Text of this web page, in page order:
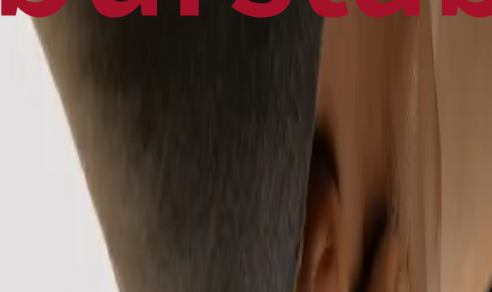
HomeBusiness World Press ReleaseFinance Canadian News